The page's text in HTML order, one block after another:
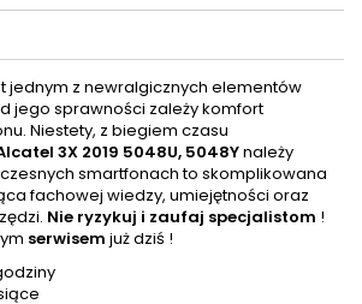
jednym z newralgicznych elementów
jego sprawności zależy komfort
Niestety, z biegiem czasu
3X 2019 5048U, 5048Ynależy
smartfonach to skomplikowana
fachowej wiedzy, umiejętności oraz
Nie ryzykuj i zaufaj specjalistom !
serwisem już dziś !